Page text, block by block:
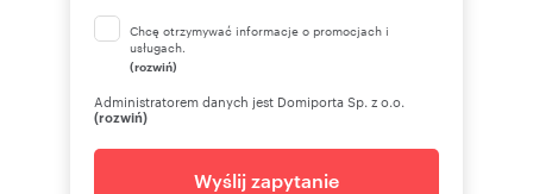
Chcę otrzymywać informacje o promocjach i
usługach.
(rozwiń)
Administratorem danych jest Domiporta Sp. z o.o.
(rozwiń)
Wyślij zapytanie